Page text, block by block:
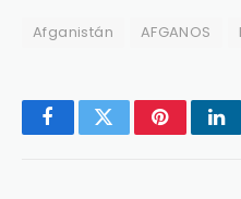
Afganistán AFGANOS
FacebookTwitterPinterest